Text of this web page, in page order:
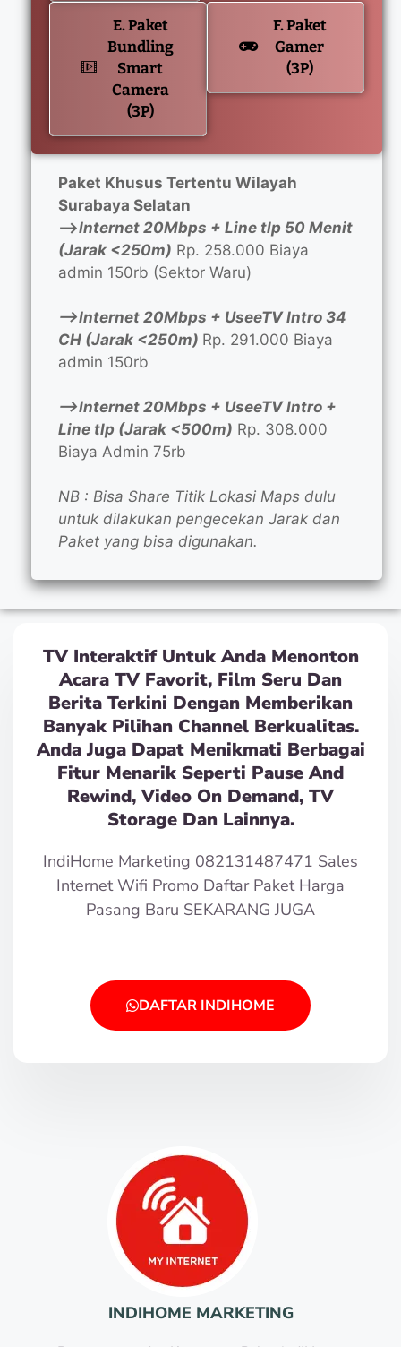
E. Paket
Bundling
Smart
Camera
(3P)
F. Paket
Gamer
(3P)
Paket Khusus Tertentu Wilayah
Surabaya Selatan
—>Internet 20Mbps + Line tlp 50 Menit
(Jarak <250m) Rp. 258.000 Biaya
admin 150rb (Sektor Waru)
—>Internet 20Mbps + UseeTV Intro 34
CH (Jarak <250m) Rp. 291.000 Biaya
admin 150rb
—>Internet 20Mbps + UseeTV Intro +
Line tlp (Jarak <500m) Rp. 308.000
Biaya Admin 75rb
NB : Bisa Share Titik Lokasi Maps dulu
untuk dilakukan pengecekan Jarak dan
Paket yang bisa digunakan.
TV Interaktif Untuk Anda Menonton
Acara TV Favorit, Film Seru Dan
Berita Terkini Dengan Memberikan
Banyak Pilihan Channel Berkualitas.
Anda Juga Dapat Menikmati Berbagai
Fitur Menarik Seperti Pause And
Rewind, Video On Demand, TV
Storage Dan Lainnya.
IndiHome Marketing 082131487471 Sales
Internet Wifi Promo Daftar Paket Harga
Pasang Baru SEKARANG JUGA
DAFTAR INDIHOME
INDIHOME MARKETING